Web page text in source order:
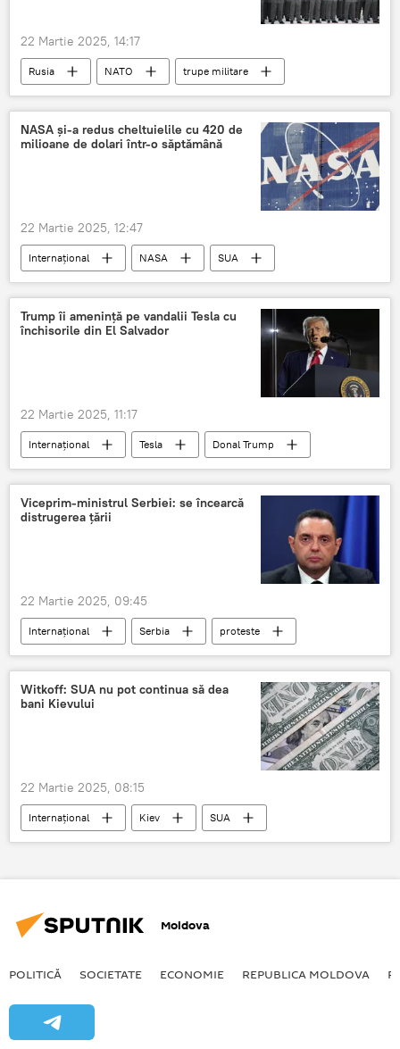
22 Martie 2025, 14:17
Rusia NATO
trupe militare
Asia-Pacific
NASA și-a redus cheltuielile cu 420 de
milioane de dolari într-o săptămână
22 Martie 2025, 12:47
Internațional NASA
SUA
Dolari
Trump îi amenință pe vandalii Tesla cu
închisorile din El Salvador
22 Martie 2025, 11:17
Internațional Tesla
Donal Trump
Elon Musk
SUA
Viceprim-ministrul Serbiei: se încearcă
distrugerea țării
22 Martie 2025, 09:45
Internațional Serbia proteste
Witkoff: SUA nu pot continua să dea
bani Kievului
22 Martie 2025, 08:15
Internațional Kiev SUA
Moldova
POLITICĂ SOCIETATE ECONOMIE REPUBLICA MOLDOVA